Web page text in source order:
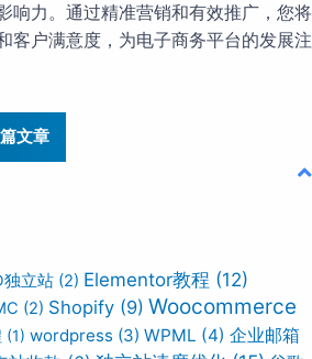
响力。通过精准营销和有效推广，您将
客户满意度，为电子商务平台的发展注
文章
独立站 (2) Elementor教程 (12)
(2) Shopify (9) Woocommerce
(1) wordpress (3) WPML (4) 企业邮箱